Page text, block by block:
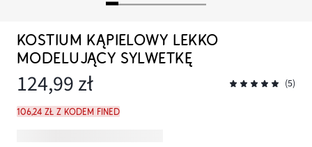
KOSTIUM KĄPIELOWY LEKKO
MODELUJĄCY SYLWETKĘ
124,99 zł (5)
106,24 zł z kodem FINED